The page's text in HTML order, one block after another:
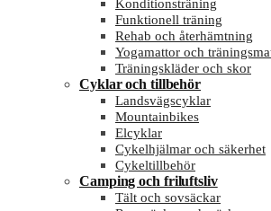
Konditionsträning
Funktionell träning
Rehab och återhämtning
Yogamattor och
Träningskläder och skor
Cyklar och tillbehör
Landsvägscyklar
Mountainbikes
Elcyklar
Cykelhjälmar och säkerhet
Cykeltillbehör
Camping och friluftsliv
Tält och sovsäckar